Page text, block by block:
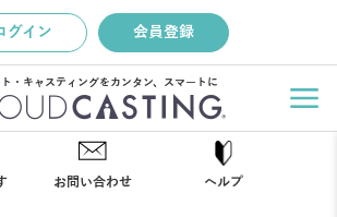
グイン 会員登録
・キャスティングをカンタン、スマートに
お問い合わせ ヘルプ